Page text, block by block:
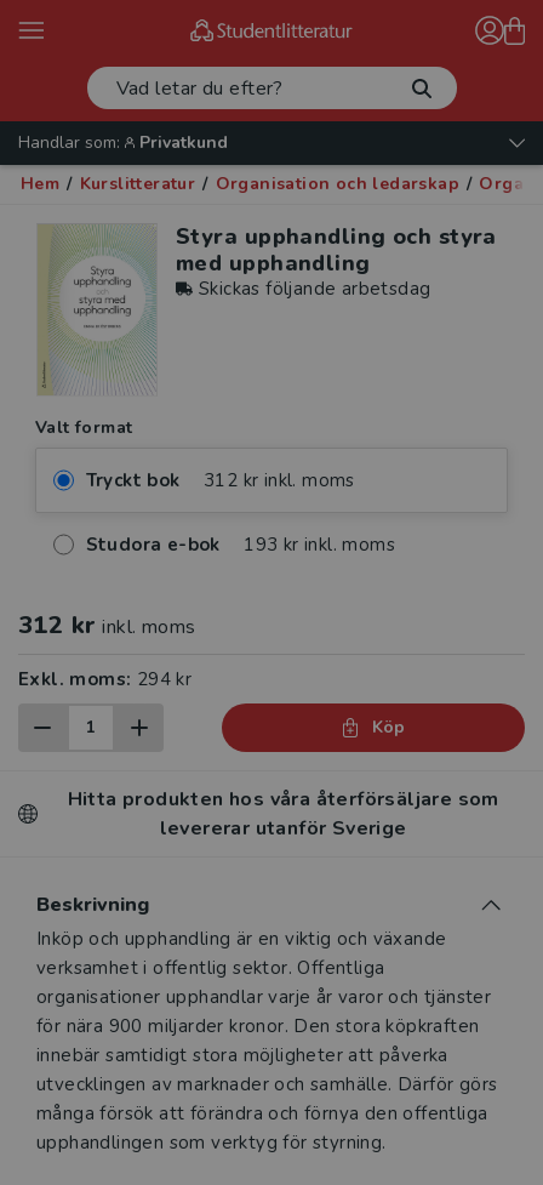
Handlar som:
Privatkund
Hem / Kurslitteratur / Organisation och ledarskap /
Styra upphandling och styra
med upphandling
Skickas följande arbetsdag
Valt format
Tryckt bok 312 kr inkl. moms
Studora e-bok 193 kr inkl. moms
312 kr inkl. moms
Exkl. moms: 294 kr
Köp
Hitta produkten hos våra återförsäljare som
levererar utanför Sverige
Beskrivning
Beskrivning
Inköp och upphandling är en viktig och växande
verksamhet i offentlig sektor. Offentliga
organisationer upphandlar varje år varor och tjänster
för nära 900 miljarder kronor. Den stora köpkraften
innebär samtidigt stora möjligheter att påverka
utvecklingen av marknader och samhälle. Därför görs
många försök att förändra och förnya den offentliga
upphandlingen som verktyg för styrning.